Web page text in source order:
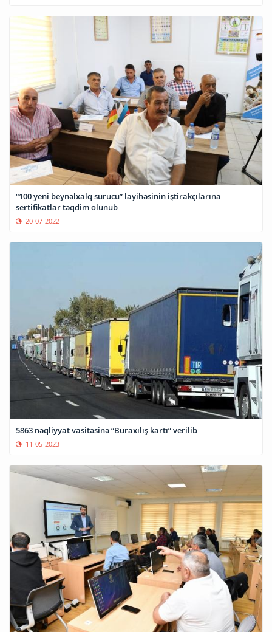
“100 yeni beynəlxalq sürücü” layihəsinin iştirakçılarına
sertifikatlar təqdim olunub
20-07-2022
5863 nəqliyyat vasitəsinə “Buraxılış kartı” verilib
11-05-2023